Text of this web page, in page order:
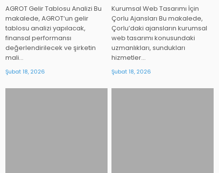
AGROT Gelir Tablosu Analizi Bu
makalede, AGROT‘un gelir
tablosu analizi yapılacak,
finansal performansı
değerlendirilecek ve şirketin
mali…
Şubat 18, 2026
Kurumsal Web Tasarımı İçin
Çorlu Ajansları Bu makalede,
Çorlu’daki ajansların kurumsal
web tasarımı konusundaki
uzmanlıkları, sundukları
hizmetler…
Şubat 18, 2026